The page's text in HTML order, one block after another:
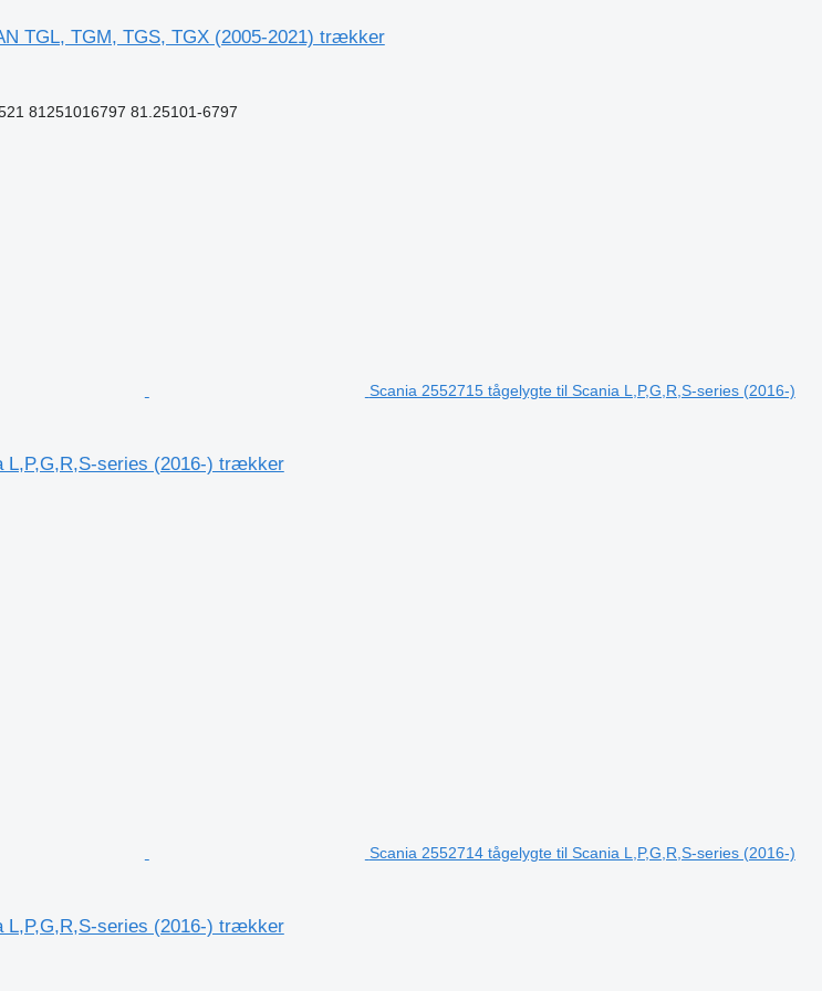
TGL, TGM, TGS, TGX (2005-2021) trækker
81251016797 81.25101-6797
Scania 2552715 tågelygte til Scania L,P,G,R,S-series (2016-)
L,P,G,R,S-series (2016-) trækker
Scania 2552714 tågelygte til Scania L,P,G,R,S-series (2016-)
L,P,G,R,S-series (2016-) trækker